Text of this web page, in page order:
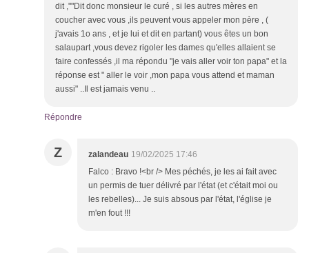
dit ,""Dit donc monsieur le curé , si les autres mères en
coucher avec vous ,ils peuvent vous appeler mon père , (
j'avais 1o ans , et je lui et dit en partant) vous êtes un bon
salaupart ,vous devez rigoler les dames qu'elles allaient se
faire confessés ,il ma répondu "je vais aller voir ton papa" et la
réponse est " aller le voir ,mon papa vous attend et maman
aussi" ..Il est jamais venu ..
Répondre
Z zalandeau 19/02/2025 17:46
Falco : Bravo !<br /> Mes péchés, je les ai fait avec
un permis de tuer délivré par l'état (et c'était moi ou
les rebelles)... Je suis absous par l'état, l'église je
m'en fout !!!